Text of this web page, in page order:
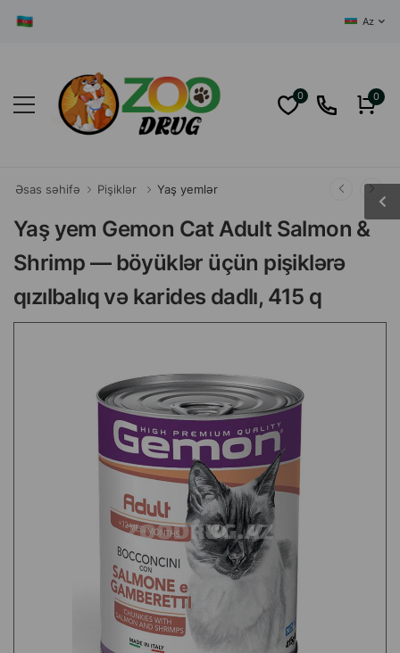
Az
0 0
Əsas səhifə Pişiklər Yaş yemlər
Yaş yem Gemon Cat Adult Salmon &
Shrimp — böyüklər üçün pişiklərə
qızılbalıq və karides dadlı, 415 q